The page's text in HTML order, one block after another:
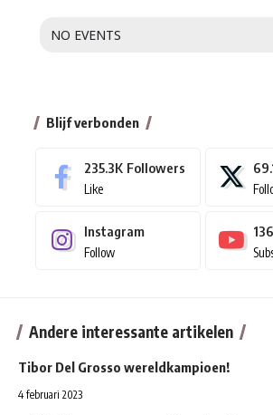
NO EVENTS
Blijf verbonden
235.3K Followers
Like
Instagram
Follow
Andere interessante artikelen
Tibor Del Grosso wereldkampioen!
4 februari 2023